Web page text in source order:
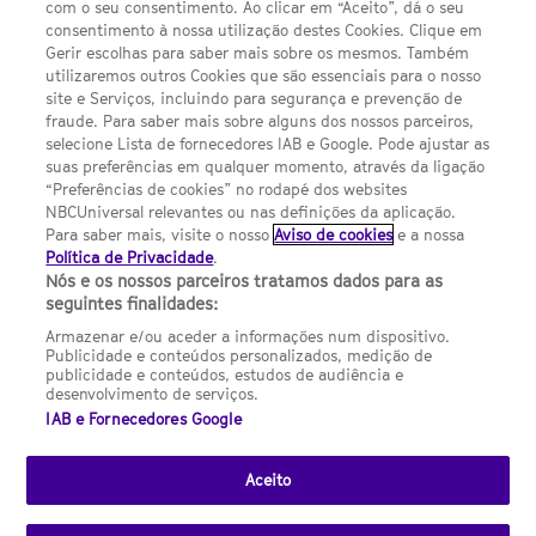
Termos E Condições
FILMES
UMA DIVISÃO DA NBCUNIVERSAL
Contact us by email: contact.SYFYPortugal@ncbuni.com
NBC Universal Global Networks España S.L.U. is wholly owned
by Universal Studios International BV
NBC Universal Global Networks, S.L.U. Paseo de la Castellana,
95. Planta 10 Edificio Torre Europa 28046 Madrid B-82227893
SYFY Portugal is subject to Spanish jurisdiction and regulated
(CNMC).
Channel
SCI FI Slovenija SCI FI Србија SYFY España SYFY France SYFY
com o seu consentimento. Ao clicar em “Aceito”, dá o seu
consentimento à nossa utilização destes Cookies. Clique em
Gerir escolhas para saber mais sobre os mesmos. Também
utilizaremos outros Cookies que são essenciais para o nosso
site e Serviços, incluindo para segurança e prevenção de
fraude. Para saber mais sobre alguns dos nossos parceiros,
selecione Lista de fornecedores IAB e Google. Pode ajustar as
suas preferências em qualquer momento, através da ligação
“Preferências de cookies” no rodapé dos websites
NBCUniversal relevantes ou nas definições da aplicação.
Para saber mais, visite o nossoAviso de cookies e a nossa
Política de Privacidade.
Nós e os nossos parceiros tratamos dados para as
seguintes finalidades:
Armazenar e/ou aceder a informações num dispositivo.
Publicidade e conteúdos personalizados, medição de
publicidade e conteúdos, estudos de audiência e
desenvolvimento de serviços.
IAB e Fornecedores Google
Aceito